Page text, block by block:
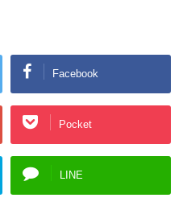
Facebook
Pocket
LINE